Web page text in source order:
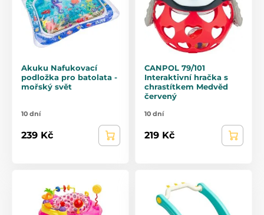
Akuku Nafukovací
podložka pro batolata -
mořský svět
10 dní
239 Kč
CANPOL 79/101
Interaktivní hračka s
chrastítkem Medvěd
červený
10 dní
219 Kč